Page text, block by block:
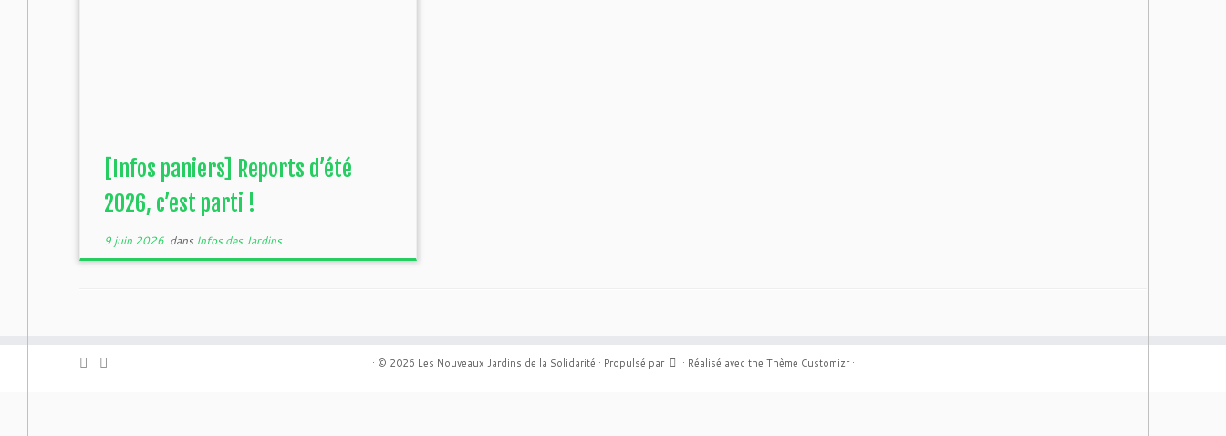
[Infos paniers] Reports d’été
2026, c’est parti !
9 juin 2026dans Infos des Jardins
· © 2026 Les Nouveaux Jardins de la Solidarité · Propulsé par · Réalisé avec the Thème Customizr·